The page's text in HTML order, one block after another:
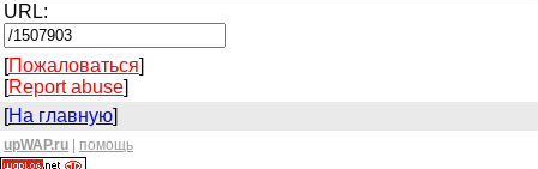
URL:
[Пожаловаться]
[Report abuse]
[На главную]
upWAP.ru помощь